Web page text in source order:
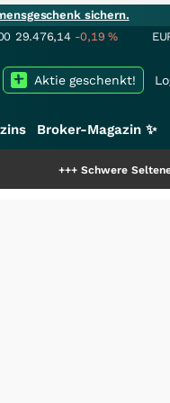
sichern.
29.476,14 -0,19%
Aktie geschenkt!
Broker-Magazin ✨
Schwere Seltene Erden: